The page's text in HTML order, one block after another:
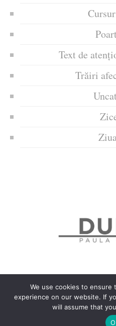
Text de
Trăiri
Politica de confidențialitate
Copyrights ©
We use cookies to
experience on our website. If
will assume that